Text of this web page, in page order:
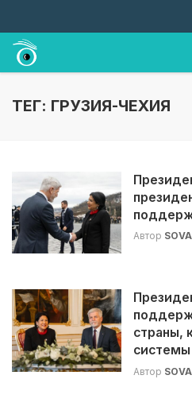
ТЕГ: ГРУЗИЯ-ЧЕХИЯ
Автор SOVA
страны,
Автор SOVA